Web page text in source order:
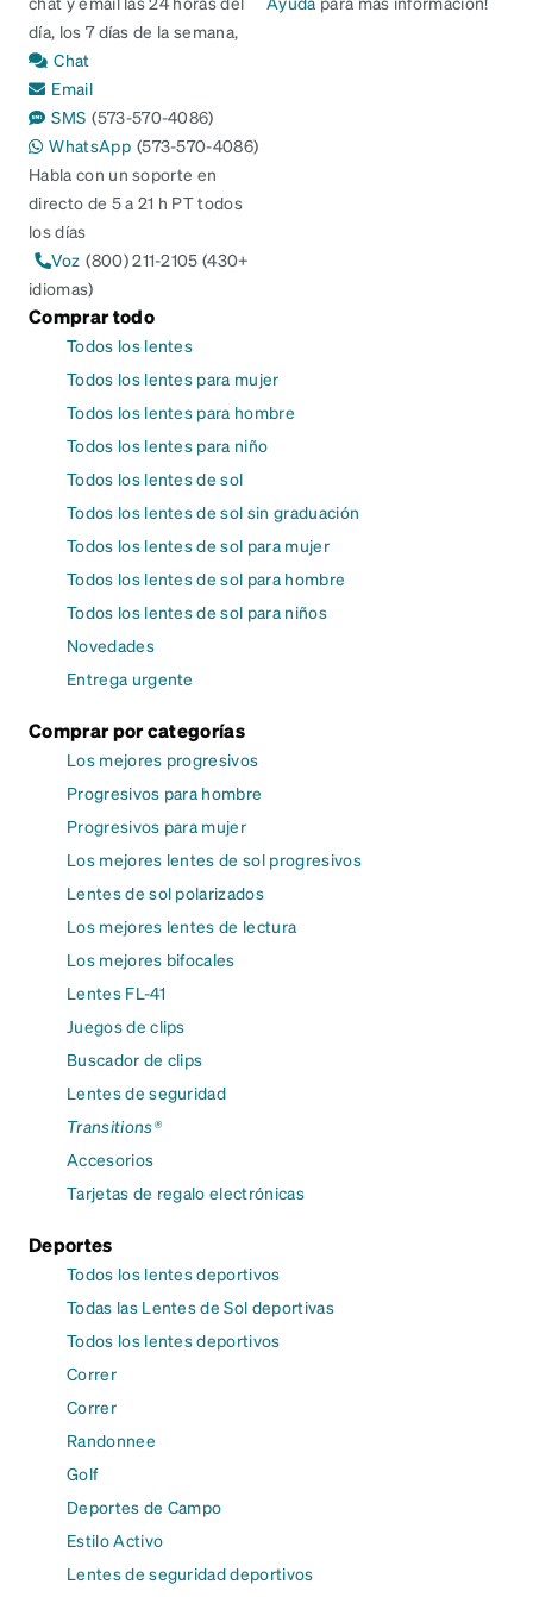
día, los 7 días de la semana,
Chat
Email
SMS (573-570-4086)
WhatsApp (573-570-4086)
Habla con un soporte en
directo de 5 a 21 h PT todos
los días
Voz (800) 211-2105 (430+
idiomas)
Comprar todo
Todos los lentes
Todos los lentes para mujer
Todos los lentes para hombre
Todos los lentes para niño
Todos los lentes de sol
Todos los lentes de sol sin graduación
Todos los lentes de sol para mujer
Todos los lentes de sol para hombre
Todos los lentes de sol para niños
Novedades
Entrega urgente
Comprar por categorías
Los mejores progresivos
Progresivos para hombre
Progresivos para mujer
Los mejores lentes de sol progresivos
Lentes de sol polarizados
Los mejores lentes de lectura
Los mejores bifocales
Lentes FL-41
Juegos de clips
Buscador de clips
Lentes de seguridad
Transitions®
Accesorios
Tarjetas de regalo electrónicas
Deportes
Todos los lentes deportivos
Todas las Lentes de Sol deportivas
Todos los lentes deportivos
Correr
Correr
Randonnee
Golf
Deportes de Campo
Estilo Activo
Lentes de seguridad deportivos